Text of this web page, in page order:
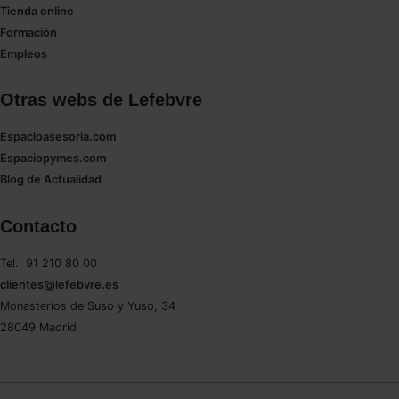
Tienda online
Formación
Empleos
Otras webs de Lefebvre
Espacioasesoria.com
Espaciopymes.com
Blog de Actualidad
Contacto
Tel.: 91 210 80 00
clientes@lefebvre.es
Monasterios de Suso y Yuso, 34
28049 Madrid